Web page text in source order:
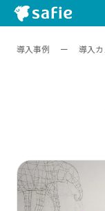
Safieとは
事例
導入事例 ー 導入